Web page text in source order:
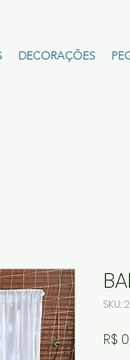
DECORAÇÕES
SKU:
R$